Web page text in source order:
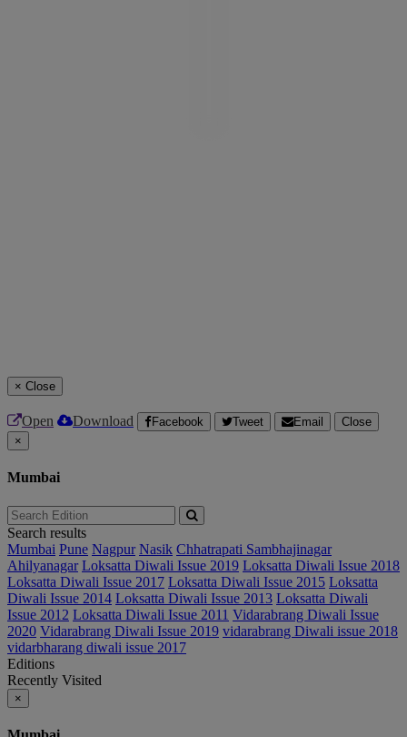
× Close
Open Download Facebook Tweet Email
Close
×
Mumbai
Search results
Mumbai Pune Nagpur Nasik Chhatrapati Sambhajinagar
Ahilyanagar Loksatta Diwali Issue 2019 Loksatta Diwali Issue 2018
Loksatta Diwali Issue 2017 Loksatta Diwali Issue 2015 Loksatta
Diwali Issue 2014 Loksatta Diwali Issue 2013 Loksatta Diwali
Issue 2012 Loksatta Diwali Issue 2011 Vidarabrang Diwali Issue
2020 Vidarabrang Diwali Issue 2019 vidarabrang Diwali issue 2018
vidarbharang diwali issue 2017
Editions
Recently Visited
×